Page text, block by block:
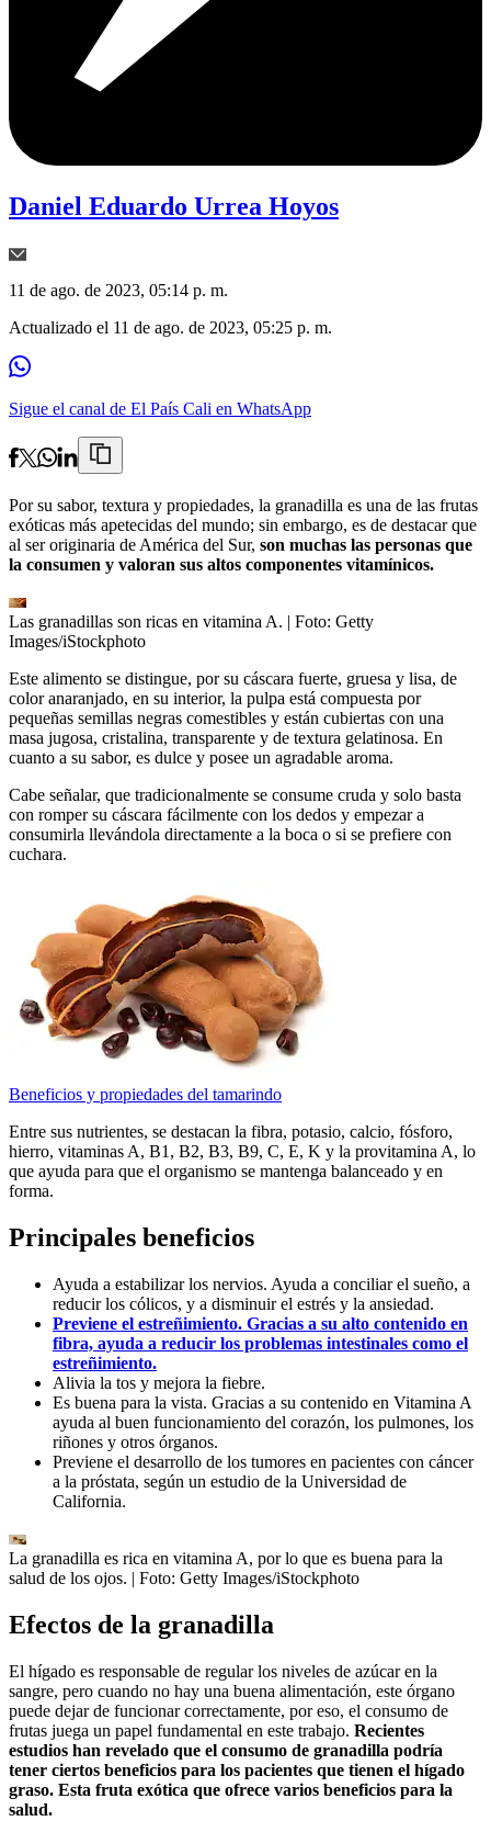
Daniel Eduardo Urrea Hoyos
11 de ago. de 2023, 05:14 p. m.
Actualizado el 11 de ago. de 2023, 05:25 p. m.
Sigue el canal de El País Cali en WhatsApp
Por su sabor, textura y propiedades, la granadilla es una de las frutas
exóticas más apetecidas del mundo; sin embargo, es de destacar que
al ser originaria de América del Sur, son muchas las personas que
la consumen y valoran sus altos componentes vitamínicos.
Las granadillas son ricas en vitamina A. | Foto: Getty
Images/iStockphoto
Este alimento se distingue, por su cáscara fuerte, gruesa y lisa, de
color anaranjado, en su interior, la pulpa está compuesta por
pequeñas semillas negras comestibles y están cubiertas con una
masa jugosa, cristalina, transparente y de textura gelatinosa. En
cuanto a su sabor, es dulce y posee un agradable aroma.
Cabe señalar, que tradicionalmente se consume cruda y solo basta
con romper su cáscara fácilmente con los dedos y empezar a
consumirla llevándola directamente a la boca o si se prefiere con
cuchara.
Beneficios y propiedades del tamarindo
Entre sus nutrientes, se destacan la fibra, potasio, calcio, fósforo,
hierro, vitaminas A, B1, B2, B3, B9, C, E, K y la provitamina A, lo
que ayuda para que el organismo se mantenga balanceado y en
forma.
Principales beneficios
Ayuda a estabilizar los nervios. Ayuda a conciliar el sueño, a
reducir los cólicos, y a disminuir el estrés y la ansiedad.
Previene el estreñimiento. Gracias a su alto contenido en
fibra, ayuda a reducir los problemas intestinales como el
estreñimiento.
Alivia la tos y mejora la fiebre.
Es buena para la vista. Gracias a su contenido en Vitamina A
ayuda al buen funcionamiento del corazón, los pulmones, los
riñones y otros órganos.
Previene el desarrollo de los tumores en pacientes con cáncer
a la próstata, según un estudio de la Universidad de
California.
La granadilla es rica en vitamina A, por lo que es buena para la
salud de los ojos. | Foto: Getty Images/iStockphoto
Efectos de la granadilla
El hígado es responsable de regular los niveles de azúcar en la
sangre, pero cuando no hay una buena alimentación, este órgano
puede dejar de funcionar correctamente, por eso, el consumo de
frutas juega un papel fundamental en este trabajo. Recientes
estudios han revelado que el consumo de granadilla podría
tener ciertos beneficios para los pacientes que tienen el hígado
graso. Esta fruta exótica que ofrece varios beneficios para la
salud.